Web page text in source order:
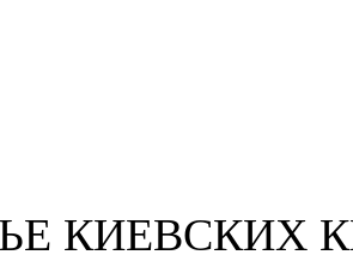
КИЕВСКИХ